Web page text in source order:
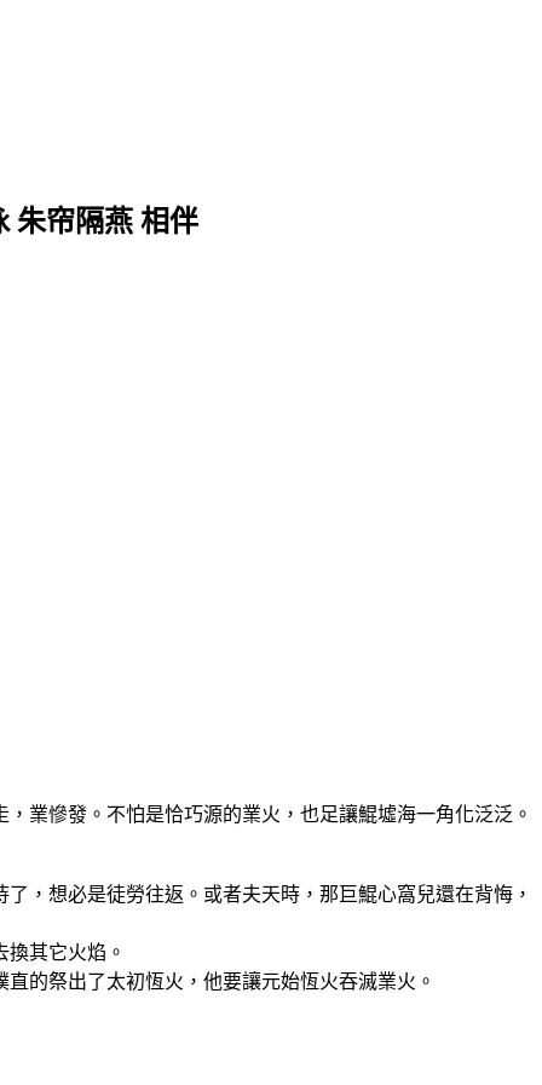
朱帘隔燕 相伴
業慘發。不怕是恰巧源的業火，也足讓鯤墟海一角化泛泛。
，想必是徒勞往返。或者夫天時，那巨鯤心窩兒還在背悔，
其它火焰。
的祭出了太初恆火，他要讓元始恆火吞滅業火。